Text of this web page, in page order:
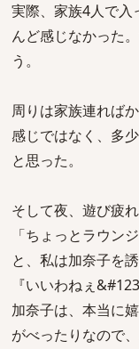
実際、家族4人で入
んど感じなかった
う。
周りは家族連れば
感じではなく、多
と思った。
そして夜、遊び疲
「ちょっとラウン
と、私は加奈子を誘
『いいわねぇ
加奈子は、本当に
がべったりなので